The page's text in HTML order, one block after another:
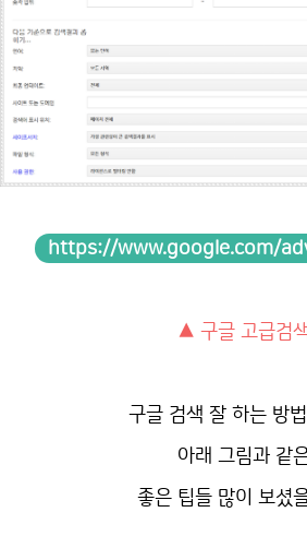
https://www.google.com/
▲ 구글 고급검
구글 검색 잘 하는 방
아래 그림과 같
좋은 팁들 많이 보셨